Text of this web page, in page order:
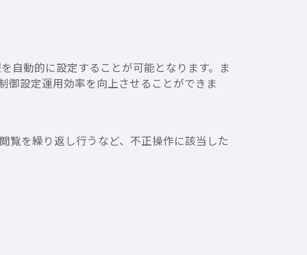
自動的に設定することが可能となります。ま
御設定運用効率を向上させることができま
覧を繰り返し行うなど、不正操作に該当した